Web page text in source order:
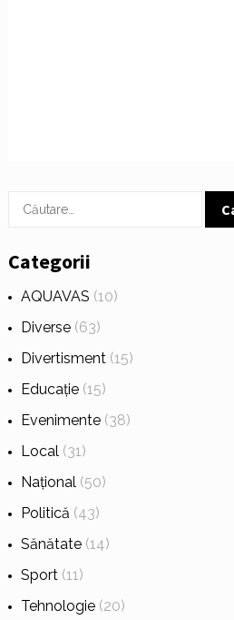
Caută
Categorii
AQUAVAS (10)
Diverse(63)
Divertisment(15)
Educație(15)
Evenimente(38)
Local(31)
Național(50)
Politică (43)
Sănătate(14)
Sport(11)
Tehnologie(20)